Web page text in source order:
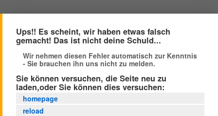
Ups!! Es scheint, wir haben etwas falsch
gemacht! Das ist nicht deine Schuld...
Wir nehmen diesen Fehler automatisch zur Kenntnis
- Sie brauchen ihn uns nicht zu melden.
Sie können versuchen, die Seite neu zu
laden,oder Sie können dies versuchen:
homepage
reload